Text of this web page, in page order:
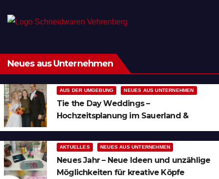
Neues aus Unternehmen
AUS DER UMGEBUNG NEUES AUS UNTERNEHMEN
Tie the Day Weddings –
Hochzeitsplanung im Sauerland &
AKTUELLES NEUES AUS UNTERNEHMEN
Neues Jahr – Neue Ideen und unzählige
Möglichkeiten für kreative Köpfe